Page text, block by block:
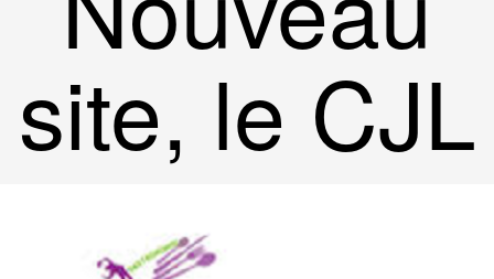
site, le CJL
innove !